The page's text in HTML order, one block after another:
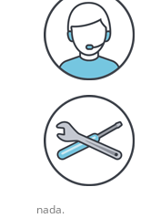
nada.